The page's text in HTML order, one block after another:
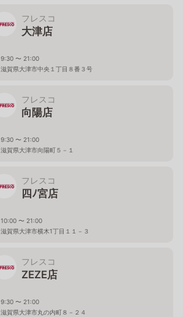
フレスコ
大津店
9:30 〜 21:00
滋賀県大津市中央１丁目８番３号
フレスコ
向陽店
9:30 〜 21:00
滋賀県大津市向陽町５－１
フレスコ
四ﾉ宮店
10:00 〜 21:00
滋賀県大津市横木1丁目１１－３
フレスコ
ZEZE店
9:30 〜 21:00
滋賀県大津市丸の内町８－２４